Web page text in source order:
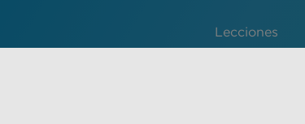
Lecciones